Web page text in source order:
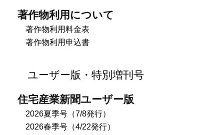
著作物利用について
著作物利用料金表
著作物利用申込書
ユーザー版・特別増刊号
住宅産業新聞ユーザー版
2026夏季号（7/8発行）
2026春季号（4/22発行）